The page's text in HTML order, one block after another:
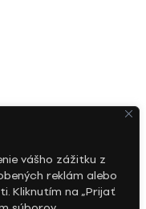
vášho zážitku z
reklám alebo
Kliknutím na „Prijať